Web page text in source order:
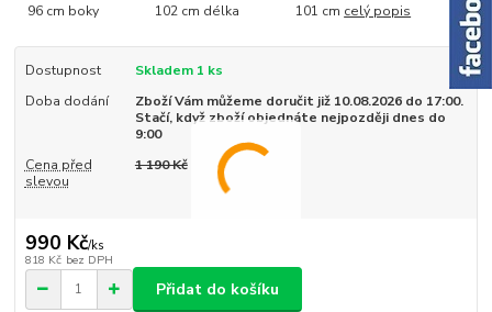
96 cm boky 102 cm délka 101 cm celý popis
Dostupnost
Skladem 1 ks
Doba dodání
Zboží Vám můžeme doručit již 10.08.2026 do 17:00.
Stačí, když zboží objednáte nejpozději dnes do
9:00
Cena před
slevou
1 190 Kč
990 Kč/ks
818 Kč bez DPH
Přidat do košíku